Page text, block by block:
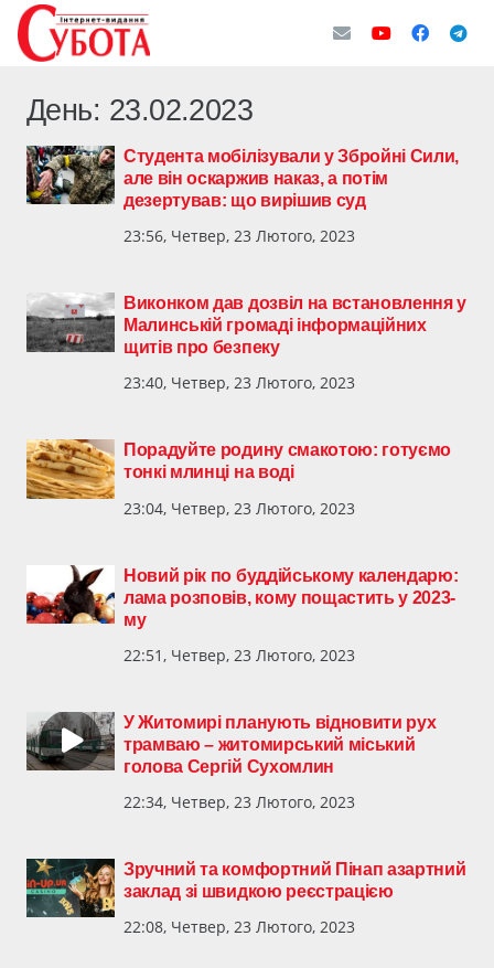
День: 23.02.2023
Студента мобілізували у Збройні Сили,
але він оскаржив наказ, а потім
дезертував: що вирішив суд
23:56, Четвер, 23 Лютого, 2023
Виконком дав дозвіл на встановлення у
Малинській громаді інформаційних
щитів про безпеку
23:40, Четвер, 23 Лютого, 2023
Порадуйте родину смакотою: готуємо
тонкі млинці на воді
23:04, Четвер, 23 Лютого, 2023
Новий рік по буддійському календарю:
лама розповів, кому пощастить у 2023-
му
22:51, Четвер, 23 Лютого, 2023
У Житомирі планують відновити рух
трамваю – житомирський міський
голова Сергій Сухомлин
22:34, Четвер, 23 Лютого, 2023
Зручний та комфортний Пінап азартний
заклад зі швидкою реєстрацією
22:08, Четвер, 23 Лютого, 2023